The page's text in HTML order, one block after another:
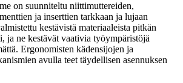
on suunniteltu niittimuttereiden,
ja inserttien tarkkaan ja lujaan
kestävistä materiaaleista pitkän
ja ne kestävät vaativia työympäristöjä
Ergonomisten kädensijojen ja
avulla teet täydellisen asennuksen